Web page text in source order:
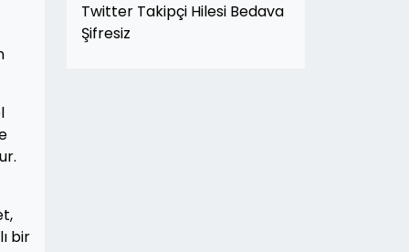
bir
Twitter Takipçi Hilesi Bedava
Şifresiz